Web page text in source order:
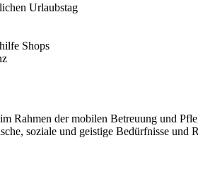
Urlaubstag
Shops
Rahmen der mobilen Betreuung und
soziale und geistige Bedürfnisse und